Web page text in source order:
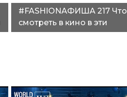
#FASHIONАФИША 217 Что
смотреть в кино в эти
холодные сентябрьские